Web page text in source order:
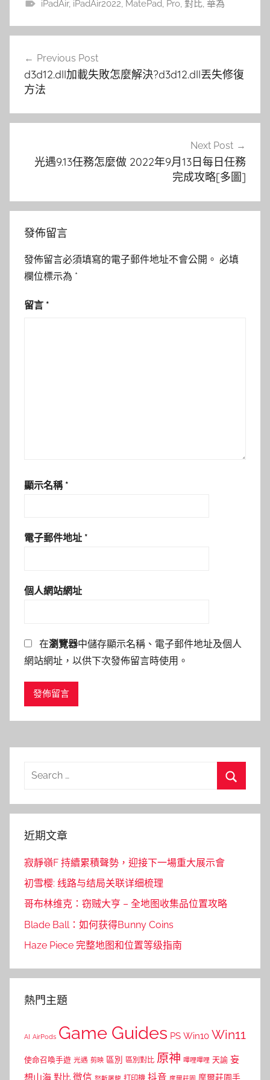
iPadAir, iPadAir2022 MatePad Pro, 對比, 華為
覽
Previous Post
d3d12.dll加載失敗怎麼解決?d3d12.dll丟失修復
方法
Next Post
光遇9.13任務怎麼做 2022年9月13日每日任務
完成攻略[多圖]
發佈留言
發佈留言必須填寫的電子郵件地址不會公開。 必填
欄位標示為 *
留言 *
顯示名稱 *
電子郵件地址 *
個人網站網址
在瀏覽器中儲存顯示名稱、電子郵件地址及個人
網站網址，以供下次發佈留言時使用。
Search
近期文章
寂靜嶺F 持續累積聲勢，迎接下一場重大展示會
初雪樱: 线路与结局关联详细梳理
哥布林维克：窃贼大亨 – 全地图收集品位置攻略
Blade Ball：如何获得Bunny Coins
Haze Piece 完整地图和位置等级指南
熱門主題
AI AirPods Game Guides PS Win10 Win11
使命召喚手遊 光遇 剪映 區別 區別對比 原神 嗶哩嗶哩 天諭 妄
想山海 對比 微信 打印機 抖音 摩爾莊園 摩爾莊園手